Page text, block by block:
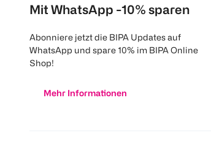
Mit WhatsApp -10% sparen
Abonniere jetzt die BIPA Updates auf
WhatsApp und spare 10% im BIPA Online
Shop!
Mehr Informationen